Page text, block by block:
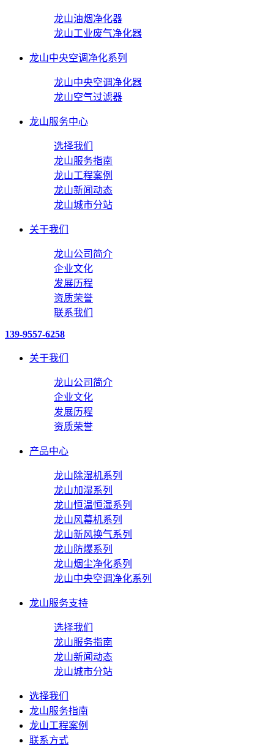
龙山油烟净化器
龙山工业废气净化器
龙山中央空调净化系列
龙山中央空调净化器
龙山空气过滤器
龙山服务中心
选择我们
龙山服务指南
龙山工程案例
龙山新闻动态
龙山城市分站
关于我们
龙山公司简介
企业文化
发展历程
资质荣誉
联系我们
139-9557-6258
关于我们
龙山公司简介
企业文化
发展历程
资质荣誉
产品中心
龙山除湿机系列
龙山加湿系列
龙山恒温恒湿系列
龙山风幕机系列
龙山新风换气系列
龙山防爆系列
龙山烟尘净化系列
龙山中央空调净化系列
龙山服务支持
选择我们
龙山服务指南
龙山新闻动态
龙山城市分站
选择我们
龙山服务指南
龙山工程案例
联系方式